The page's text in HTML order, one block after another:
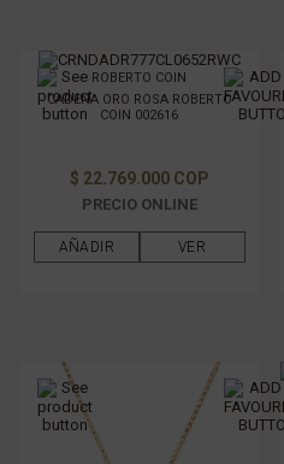
ROBERTO COIN
CADENA ORO ROSA ROBERTO
COIN 002616
$ 22.769.000 COP
PRECIO ONLINE
AÑADIR VER